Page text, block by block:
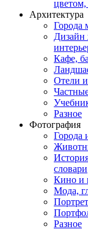
цветом,
Архитектура
Города
Дизайн
Кафе,
Отели
Разное
Фотография
Города
словари
Кино и
Мода,
Портрет
Разное